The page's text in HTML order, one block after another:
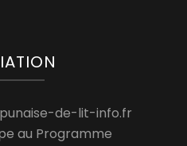
punaise-de-lit-info.fr
au Programme